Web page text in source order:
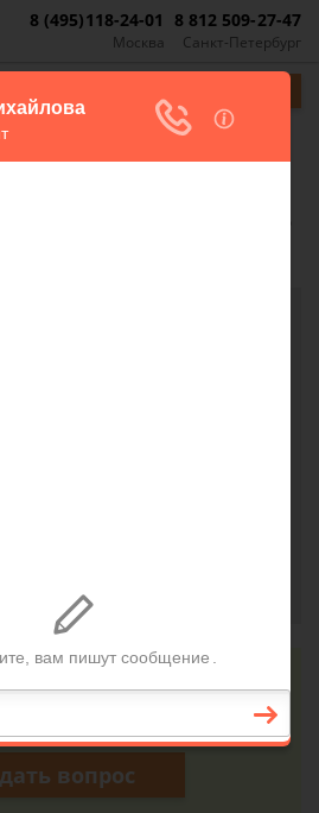
Москва
8 (495)118-24-01
Санкт-Петербург
8 812 509-27-47
дело, если
документы по
жилье"?
юриста онлайн
в течении 15 минут
вопрос